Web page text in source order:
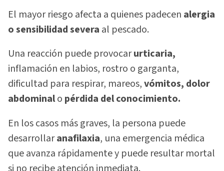
El mayor riesgo afecta a quienes padecen alergia
o sensibilidad severa al pescado.
Una reacción puede provocarurticaria,
inflamación en labios, rostro o garganta,
dificultad para respirar, mareos,vómitos, dolor
abdominalo pérdida del conocimiento.
En los casos más graves, la persona puede
desarrollaranafilaxia, una emergencia médica
que avanza rápidamente y puede resultar mortal